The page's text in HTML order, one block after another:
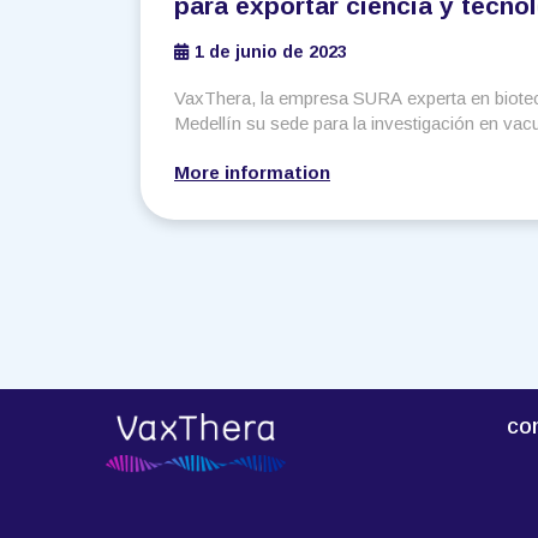
vacunas y biológicos
1 de junio de 2023
VaxThera, la empresa SURA experta en
Medellín su sede para la investigación en
More information